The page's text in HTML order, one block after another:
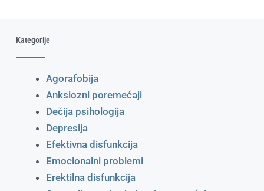
Kategorije
Agorafobija
Anksiozni poremećaji
Dečija psihologija
Depresija
Efektivna disfunkcija
Emocionalni problemi
Erektilna disfunkcija